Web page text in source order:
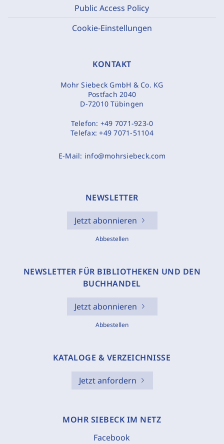
Public Access Policy
Cookie-Einstellungen
KONTAKT
Mohr Siebeck GmbH & Co. KG
Postfach 2040
D-72010 Tübingen
Telefon: +49 7071-923-0
Telefax:+49 7071-51104
E-Mail: info@mohrsiebeck.com
NEWSLETTER
Jetzt abonnieren
Abbestellen
NEWSLETTER FÜR BIBLIOTHEKEN UND DEN
BUCHHANDEL
Jetzt abonnieren
Abbestellen
KATALOGE & VERZEICHNISSE
Jetzt anfordern
MOHR SIEBECK IM NETZ
Facebook